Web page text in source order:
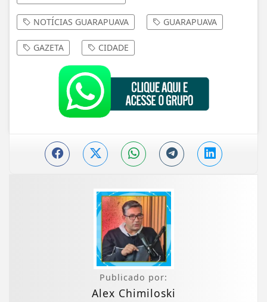
NOTÍCIAS GUARAPUAVA GUARAPUAVA
GAZETA CIDADE
Publicado por:
Alex Chimiloski